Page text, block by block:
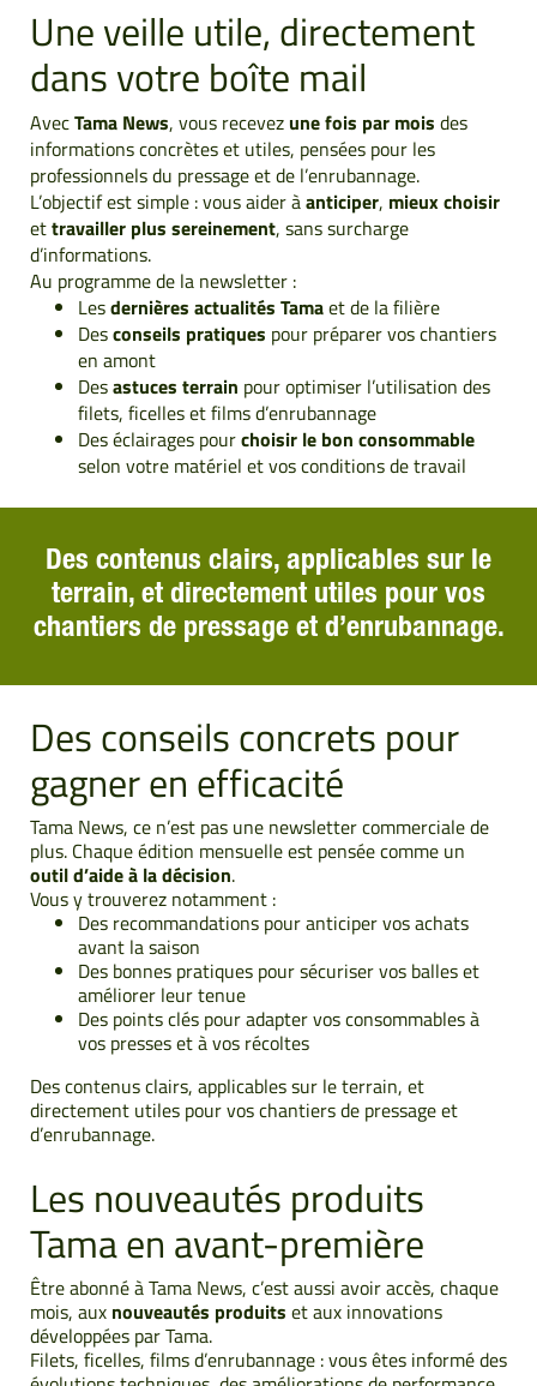
Une veille utile, directement
dans votre boîte mail
AvecTama News, vous recevezune fois par mois des
informations concrètes et utiles, pensées pour les
professionnels du pressage et de l’enrubannage.
L’objectif est simple : vous aider àanticiper, mieux choisir
ettravailler plus sereinement, sans surcharge
d’informations.
Au programme de la newsletter :
Lesdernières actualités Tamaet de la filière
Desconseils pratiques pour préparer vos chantiers
en amont
Desastuces terrain pour optimiser l’utilisation des
filets, ficelles et films d’enrubannage
Des éclairages pourchoisir le bon consommable
selon votre matériel et vos conditions de travail
Des contenus clairs, applicables sur le
terrain, et directement utiles pour vos
chantiers de pressage et d’enrubannage.
Des conseils concrets pour
gagner en efficacité
Tama News, ce n’est pas une newsletter commerciale de
plus. Chaque édition mensuelle est pensée comme un
outil d’aide à la décision.
Vous y trouverez notamment :
Des recommandations pour anticiper vos achats
avant la saison
Des bonnes pratiques pour sécuriser vos balles et
améliorer leur tenue
Des points clés pour adapter vos consommables à
vos presses et à vos récoltes
Des contenus clairs, applicables sur le terrain, et
directement utiles pour vos chantiers de pressage et
d’enrubannage.
Les nouveautés produits
Tama en avant-première
Être abonné à Tama News, c’est aussi avoir accès, chaque
mois, aux nouveautés produits et aux innovations
développées par Tama.
Filets, ficelles, films d’enrubannage : vous êtes informé des